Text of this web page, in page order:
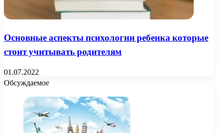
Основные аспекты психологии ребенка которые
стоит учитывать родителям
01.07.2022
Обсуждаемое